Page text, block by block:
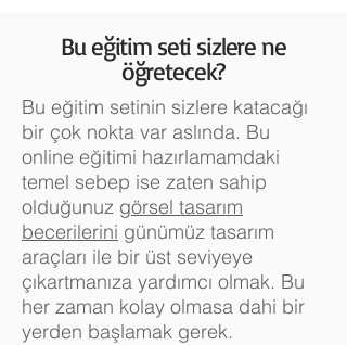
Bu eğitim seti sizlere ne
öğretecek?
Bu eğitim setinin sizlere katacağı
bir çok nokta var aslında. Bu
online eğitimi hazırlamamdaki
temel sebep ise zaten sahip
olduğunuz görsel tasarım
becerilerini günümüz tasarım
araçları ile bir üst seviyeye
çıkartmanıza yardımcı olmak. Bu
her zaman kolay olmasa dahi bir
yerden başlamak gerek.